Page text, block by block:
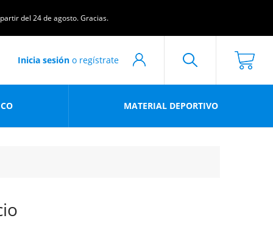
del 24 de agosto. Gracias.
Inicia sesión o regístrate
MATERIAL DEPORTIVO